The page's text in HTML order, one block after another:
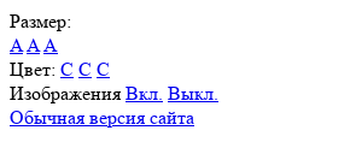
Размер:
AAA
Цвет: C C C
Изображения Вкл. Выкл.
Обычная версия сайта